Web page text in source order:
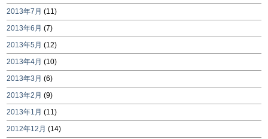
2013年7月 (11)
2013年6月 (7)
2013年5月 (12)
2013年4月 (10)
2013年3月 (6)
2013年2月 (9)
2013年1月 (11)
2012年12月 (14)